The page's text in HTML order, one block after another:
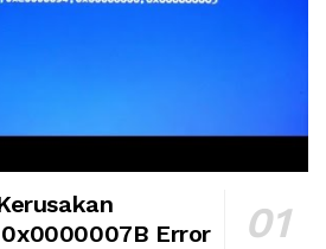
Error